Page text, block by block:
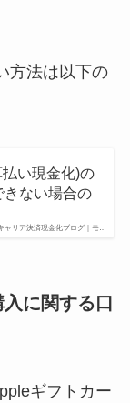
方法は以下の
ャリア決済現金化ブログ｜モ…
い現金化)の
ない場合の
に関する口
ギフトカー